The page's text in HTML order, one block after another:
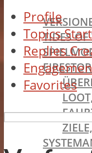
TIDES
Profile
Topics
Replies
Favorites
Antworten